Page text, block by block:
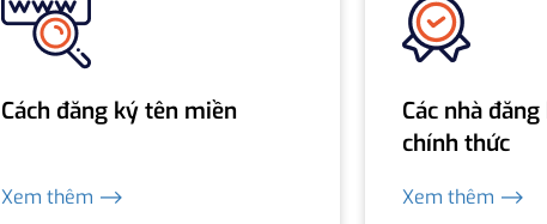
Cách đăng ký tên miền
Xem thêm ⟶
Các nhà
chính thức
Xem thêm ⟶